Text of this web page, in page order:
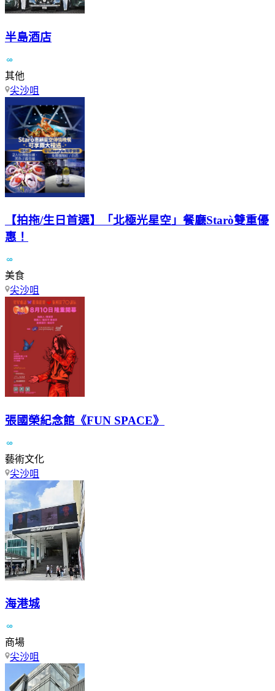
半島酒店
其他
尖沙咀
【拍拖/生日首選】「北極光星空」餐廳Starò雙重優
惠！
美食
尖沙咀
張國榮紀念館《FUN SPACE》
藝術文化
尖沙咀
海港城
商場
尖沙咀